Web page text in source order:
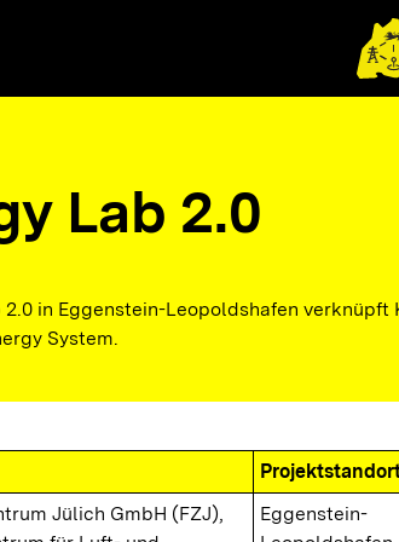
Lab 2.0
2.0 in Eggenstein-Leopoldshafen verknüpft
System.
Jülich GmbH (FZJ),
Eggenstein-